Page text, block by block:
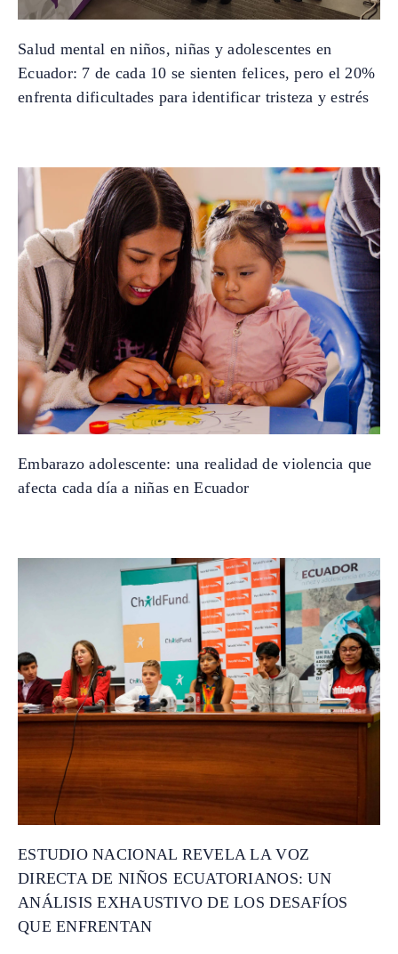
Salud mental en niños, niñas y adolescentes en
Ecuador: 7 de cada 10 se sienten felices, pero el 20%
enfrenta dificultades para identificar tristeza y estrés
Embarazo adolescente: una realidad de violencia que
afecta cada día a niñas en Ecuador
ESTUDIO NACIONAL REVELA LA VOZ
DIRECTA DE NIÑOS ECUATORIANOS: UN
ANÁLISIS EXHAUSTIVO DE LOS DESAFÍOS
QUE ENFRENTAN